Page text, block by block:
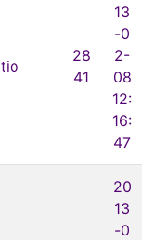
tio
28
41
13
-0
2-
08
12:
16:
47
20
13
-0